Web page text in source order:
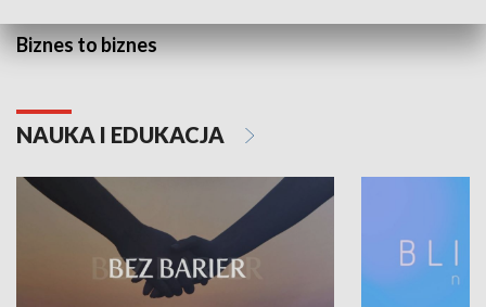
Biznes to biznes
NAUKA I EDUKACJA